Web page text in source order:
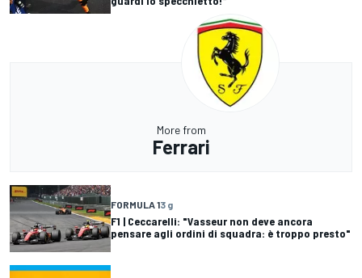
More from
Ferrari
FORMULA 13 g
F1 | Ceccarelli: "Vasseur non deve ancora
pensare agli ordini di squadra: è troppo presto"